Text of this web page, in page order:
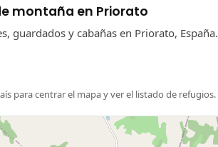
montaña en Priorato
guardados y cabañas en Priorato, España.
para centrar el mapa y ver el listado de refugios.